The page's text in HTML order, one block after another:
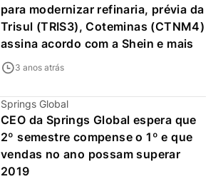
para modernizar refinaria, prévia da
Trisul (TRIS3), Coteminas (CTNM4)
assina acordo com a Shein e mais
3 anos atrás
Springs Global
CEO da Springs Global espera que
2º semestre compense o 1º e que
vendas no ano possam superar
2019